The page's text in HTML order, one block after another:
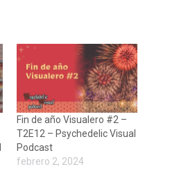
Fin de año Visualero #2 –
T2E12 – Psychedelic Visual
Podcast
febrero 2, 2024